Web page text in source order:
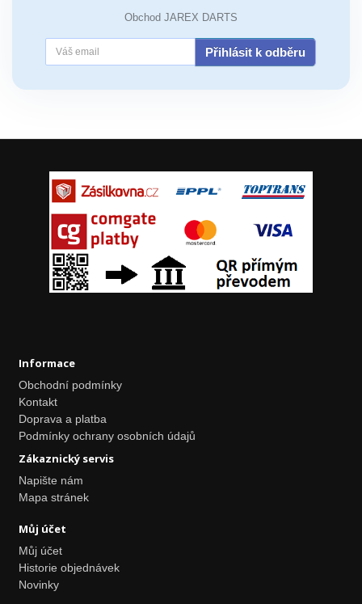
Obchod JAREX DARTS
Přihlásit k odběru
Informace
Obchodní podmínky
Kontakt
Doprava a platba
Podmínky ochrany osobních údajů
Zákaznický servis
Napište nám
Mapa stránek
Můj účet
Můj účet
Historie objednávek
Novinky